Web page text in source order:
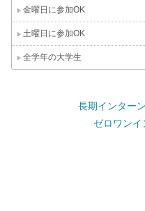
金曜日に参加OK
土曜日に参加OK
全学年の大学生
長期インター
ゼロワン